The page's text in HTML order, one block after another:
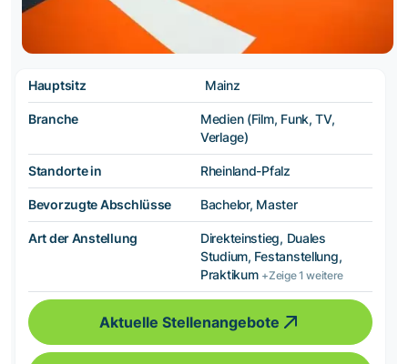
Hauptsitz Mainz
Branche
Medien (Film, Funk, TV,
Verlage)
Standorte in Rheinland-Pfalz
Bevorzugte Abschlüsse Bachelor, Master
Art der Anstellung
Direkteinstieg, Duales
Studium, Festanstellung,
Praktikum +Zeige 1 weitere
Aktuelle Stellenangebote